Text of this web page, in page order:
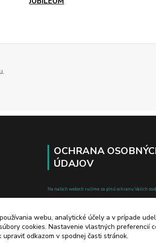
OCHRANA
ÚDAJOV
Na našich weboch ručíme za plnú ochranu Vašich
chránené v zmysle zákona č.122/2013 Z.z. o ochrane
a o zmene a doplnení niektorých zákonov.
webu, analytické účely a v prípade
cookies. Nastavenie vlastných preferencií
upraviť odkazom v spodnej časti stránok.